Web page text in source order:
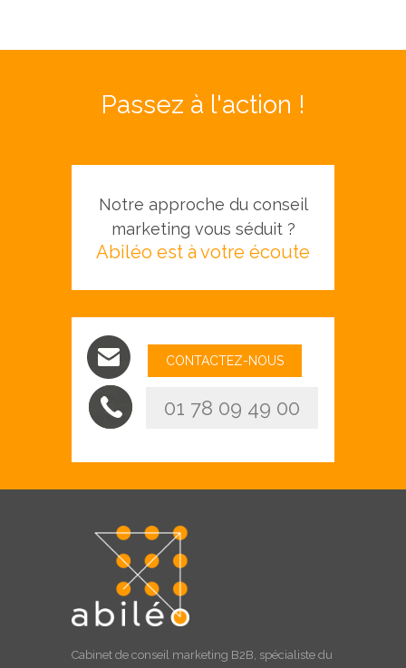
Passez à l'action !
Notre approche du conseil
marketing vous séduit ?
Abiléo est à votre écoute
CONTACTEZ-NOUS
01 78 09 49 00
Cabinet de conseil marketing B2B , spécialiste du